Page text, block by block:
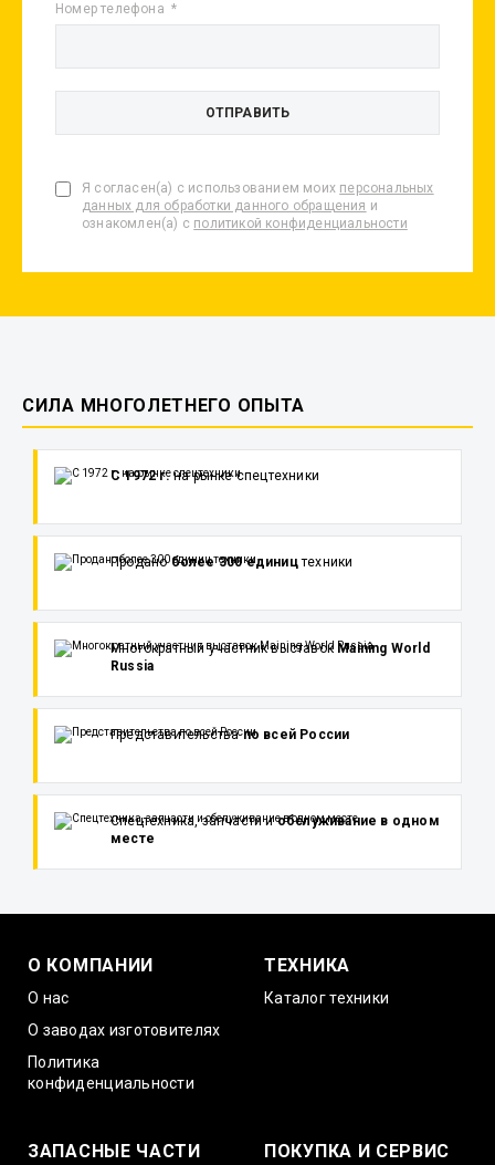
Номер телефона
Я согласен(а) с использованием моих персональных
данных для обработки данного обращения и
ознакомлен(а) с политикой конфиденциальности
СИЛА МНОГОЛЕТНЕГО ОПЫТА
С 1972 г.на рынке спецтехники
Проданоболее 300 едиництехники
Многократный участник выставок Maining World
Russia
Представительствапо всей России
Спецтехника, запчасти иобслуживание в одном
месте
О КОМПАНИИ
О нас
О заводах изготовителях
Политика
конфиденциальности
ТЕХНИКА
Каталог техники
ЗАПАСНЫЕ ЧАСТИ ПОКУПКА И СЕРВИС